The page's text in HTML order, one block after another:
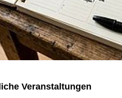
Veranstaltungen